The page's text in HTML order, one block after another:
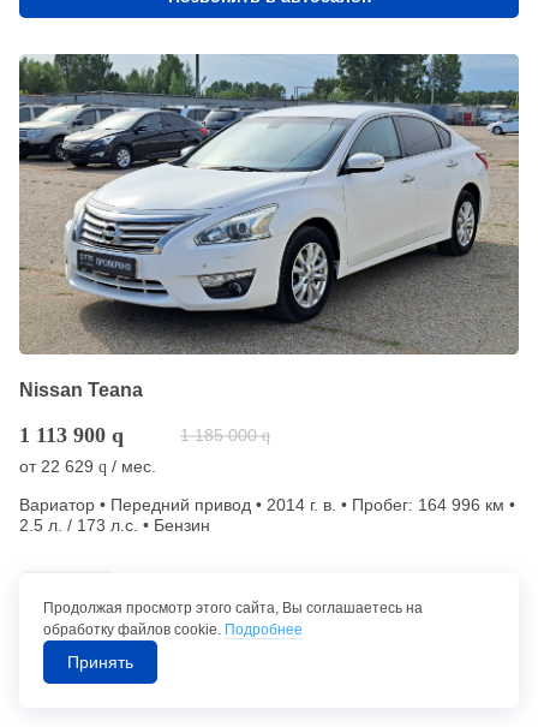
Nissan Teana
1 113 900 q 1 185 000 q
от22 629 q / мес.
Вариатор • Передний привод • 2014 г. в. • Пробег: 164 996 км •
2.5 л. / 173 л.с. • Бензин
Набережные Челны (294 км от Уфы)
Продолжая просмотр этого сайта, Вы соглашаетесь на
обработку файлов cookie. Подробнее
Принять